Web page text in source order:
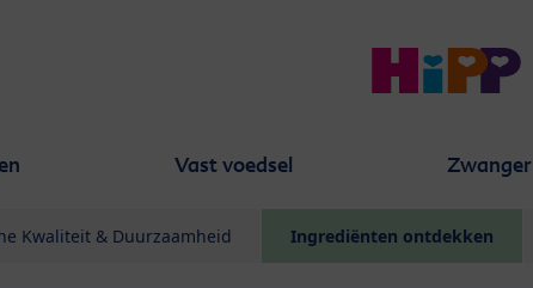
Vast voedsel Zwanger
Kwaliteit & Duurzaamheid Ingrediënten ontdekken